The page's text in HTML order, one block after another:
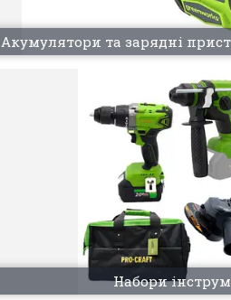
Акумулятори та зарядні
Набори